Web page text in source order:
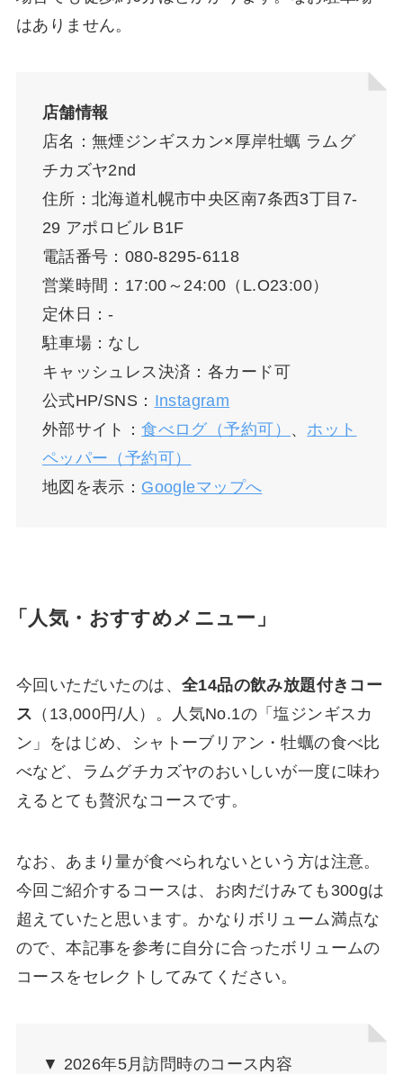
はありません。
店舗情報
店名：無煙ジンギスカン×厚岸牡蠣 ラムグ
チカズヤ2nd
住所：北海道札幌市中央区南7条西3丁目7-
29 アポロビル B1F
電話番号：080-8295-6118⁡
営業時間：17:00～24:00（L.O23:00）
定休日：-
駐車場：なし
キャッシュレス決済：各カード可
公式HP/SNS： Instagram
外部サイト：食べログ（予約可） 、 ホット
ペッパー（予約可）
地図を表示： Googleマップへ
「人気・おすすめメニュー」
今回いただいたのは、 全14品の飲み放題付きコー
ス （13,000円/人）。人気No.1の「塩ジンギスカ
ン」をはじめ、シャトーブリアン・牡蠣の食べ比
べなど、ラムグチカズヤのおいしいが一度に味わ
えるとても贅沢なコースです。
なお、あまり量が食べられないという方は注意。
今回ご紹介するコースは、お肉だけみても300gは
超えていたと思います。かなりボリューム満点な
ので、本記事を参考に自分に合ったボリュームの
コースをセレクトしてみてください。
▼ 2026年5月訪問時のコース内容